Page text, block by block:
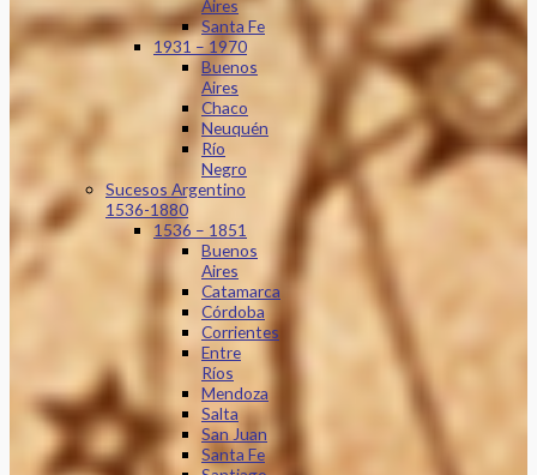
Aires
Santa Fe
1931 – 1970
Buenos
Aires
Chaco
Neuquén
Río
Negro
Sucesos Argentino
1536-1880
1536 – 1851
Buenos
Aires
Catamarca
Córdoba
Corrientes
Entre
Ríos
Mendoza
Salta
San Juan
Santa Fe